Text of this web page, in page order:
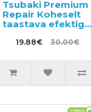
Tsubaki Premium
Repair Koheselt
taastava efektiga
juuksemask 180g
19.88€ 30.00€